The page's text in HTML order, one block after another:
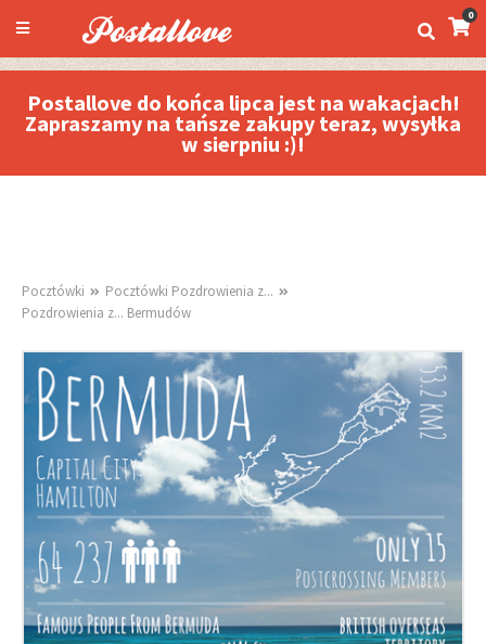
0
Postallove do końca lipca jest na wakacjach!
Zapraszamy na tańsze zakupy teraz, wysyłka
w sierpniu :)!
Pocztówki
Pocztówki Pozdrowienia z...
Pozdrowienia z... Bermudów